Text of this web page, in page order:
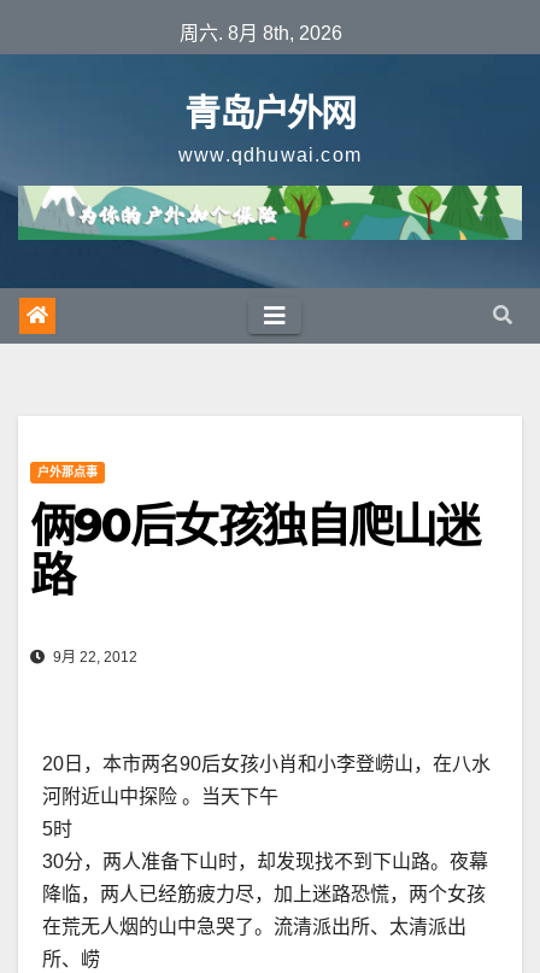
至
周六. 8月 8th, 2026
青岛户外网
www.qdhuwai.com
户外那点事
俩90后女孩独自爬山迷
路
9月 22, 2012
20日，本市两名90后女孩小肖和小李登崂山，在八水
河附近山中探险 。当天下午
5时
30分，两人准备下山时，却发现找不到下山路。夜幕
降临，两人已经筋疲力尽，加上迷路恐慌，两个女孩
在荒无人烟的山中急哭了。流清派出所、太清派出
所、崂